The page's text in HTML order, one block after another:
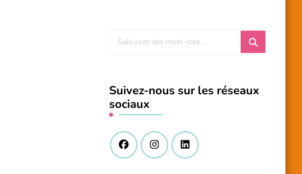
Vous
?
Suivez-nous sur les réseaux
sociaux